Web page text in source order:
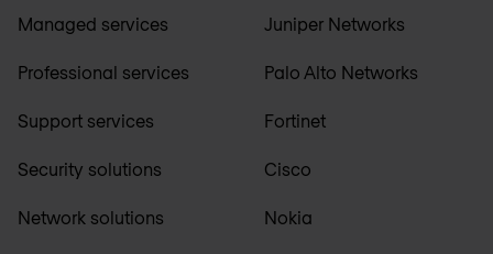
Managed services
Professional services
Support services
Security solutions
Network solutions
Juniper Networks
Palo Alto Networks
Fortinet
Cisco
Nokia